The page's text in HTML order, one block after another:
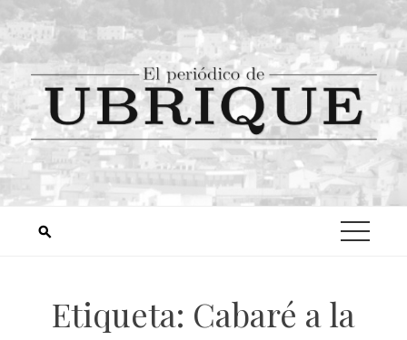
Etiqueta: Cabaré a la